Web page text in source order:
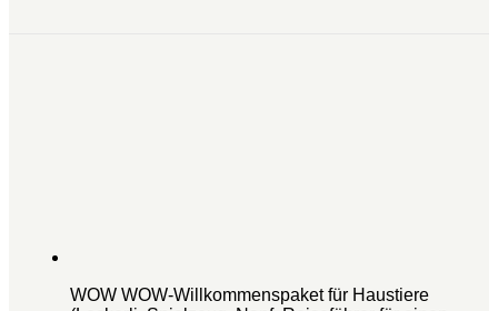
WOW WOW-Willkommenspaket für Haustiere